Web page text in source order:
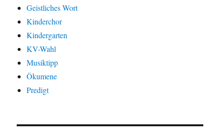
Geistliches Wort
Kinderchor
Kindergarten
KV-Wahl
Musiktipp
Ökumene
Predigt